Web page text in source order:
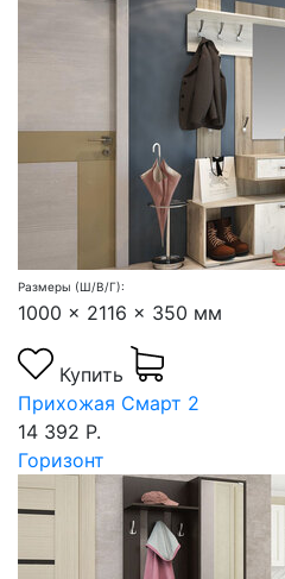
Размеры (Ш/В/Г):
1000 x 2116 x 350 мм
Купить
Прихожая Смарт 2
14 392 Р.
Горизонт